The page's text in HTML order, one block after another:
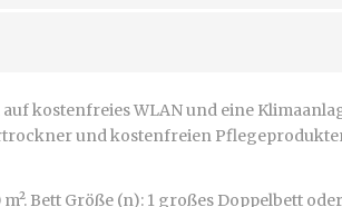
auf kostenfreies WLAN und eine
und kostenfreien
Bett Größe (n): 1 großes Doppelbett